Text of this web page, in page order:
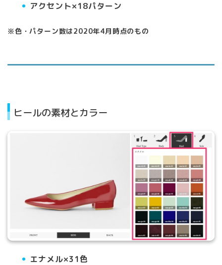
アクセント×18パターン
※色・パターン数は2020年4月時点のもの
ヒールの素材とカラー
エナメル×31色